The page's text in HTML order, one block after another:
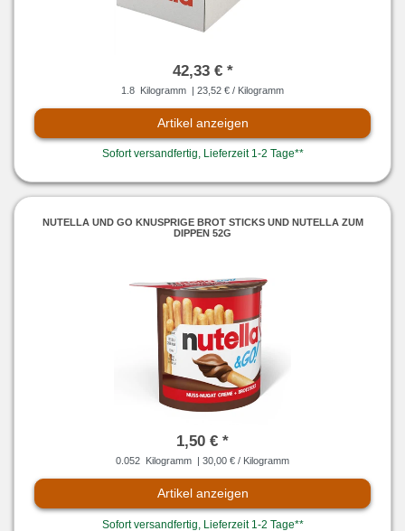
42,33 € *
1.8 Kilogramm | 23,52 € / Kilogramm
Artikel anzeigen
Sofort versandfertig, Lieferzeit 1-2 Tage**
NUTELLA UND GO KNUSPRIGE BROT STICKS UND NUTELLA ZUM
DIPPEN 52G
1,50 € *
0.052 Kilogramm | 30,00 € / Kilogramm
Artikel anzeigen
Sofort versandfertig, Lieferzeit 1-2 Tage**